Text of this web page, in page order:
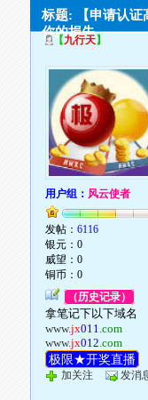
标题: 【申请认证
你的损失.
【九行天】
用户组： 风云使者
发帖：6116
银元：0
威望：0
铜币：0
（历史记录）
拿笔记下以下域名
www.jx011.com
www.jx012.com
极限★开奖直播
加关注 发消